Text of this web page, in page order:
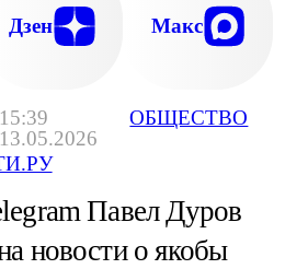
15:39
13.05.2026
ОБЩЕСТВО
Дзен Макс
Павел Дуров
новости о якобы